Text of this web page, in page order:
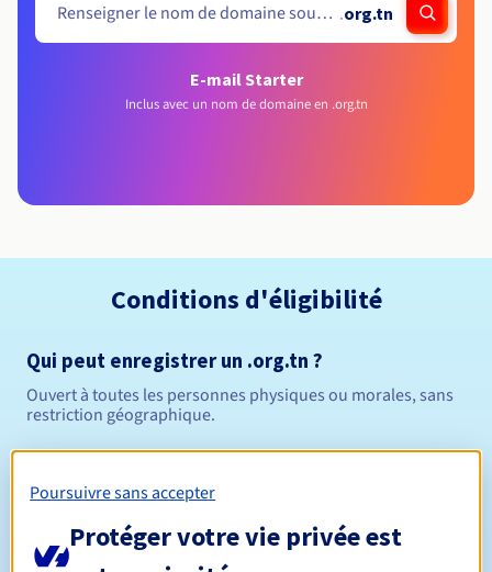
.org.tn
E-mail Starter
Inclus avec un nom de domaine en .org.tn
Conditions d'éligibilité
Qui peut enregistrer un .org.tn ?
Ouvert à toutes les personnes physiques ou morales, sans
restriction géographique.
Durée de réservation
Poursuivre sans accepter
Protéger votre vie privée est